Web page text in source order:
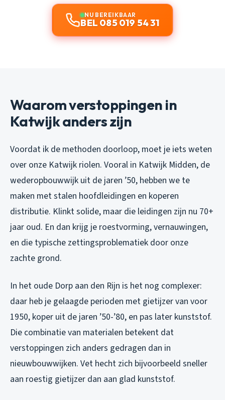
NU BEREIKBAAR
BEL 085 019 54 31
Waarom verstoppingen in
Katwijk anders zijn
Voordat ik de methoden doorloop, moet je iets weten
over onze Katwijk riolen. Vooral in Katwijk Midden, de
wederopbouwwijk uit de jaren ’50, hebben we te
maken met stalen hoofdleidingen en koperen
distributie. Klinkt solide, maar die leidingen zijn nu 70+
jaar oud. En dan krijg je roestvorming, vernauwingen,
en die typische zettingsproblematiek door onze
zachte grond.
In het oude Dorp aan den Rijn is het nog complexer:
daar heb je gelaagde perioden met gietijzer van voor
1950, koper uit de jaren ’50-’80, en pas later kunststof.
Die combinatie van materialen betekent dat
verstoppingen zich anders gedragen dan in
nieuwbouwwijken. Vet hecht zich bijvoorbeeld sneller
aan roestig gietijzer dan aan glad kunststof.